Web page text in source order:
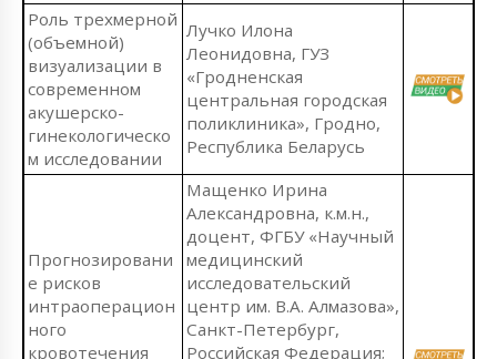
Роль трехмерной
(объемной)
визуализации в
современном
акушерско-
гинекологическо
м исследовании
Лучко Илона
Леонидовна, ГУЗ
«Гродненская
центральная городская
поликлиника», Гродно,
Республика Беларусь
Прогнозировани
е рисков
интраоперацион
ного
кровотечения
Мащенко Ирина
Александровна, к.м.н.,
доцент, ФГБУ «Научный
медицинский
исследовательский
центр им. В.А. Алмазова»,
Санкт-Петербург,
Российская Федерация;